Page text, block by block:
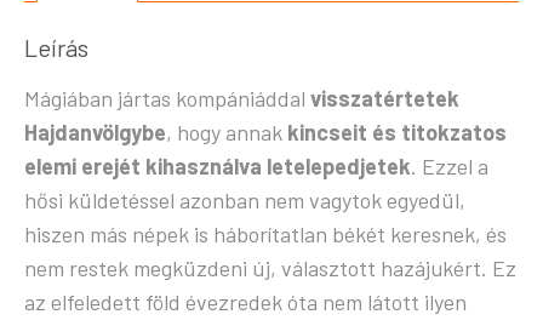
Leírás
Mágiában jártas kompániáddal visszatértetek
Hajdanvölgybe, hogy annak kincseit és titokzatos
elemi erejét kihasználva letelepedjetek. Ezzel a
hősi küldetéssel azonban nem vagytok egyedül,
hiszen más népek is háborítatlan békét keresnek, és
nem restek megküzdeni új, választott hazájukért. Ez
az elfeledett föld évezredek óta nem látott ilyen